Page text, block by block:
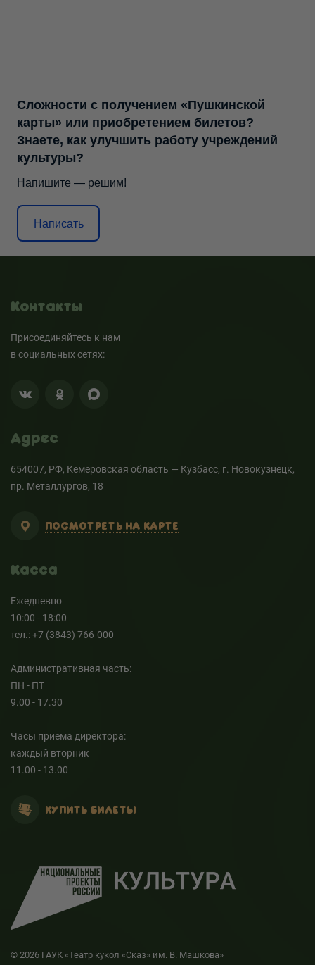
Сложности с получением «Пушкинской
карты» или приобретением билетов?
Знаете, как улучшить работу учреждений
культуры?
Напишите — решим!
Написать
Контакты
Присоединяйтесь к нам
в социальных сетях:
Адрес
654007, РФ, Кемеровская область — Кузбасс, г. Новокузнецк,
пр. Металлургов, 18
ПОСМОТРЕТЬ НА КАРТЕ
Касса
Ежедневно
10:00 - 18:00
тел.: +7 (3843) 766-000
Административная часть:
ПН - ПТ
9.00 - 17.30
Часы приема директора:
каждый вторник
11.00 - 13.00
КУПИТЬ БИЛЕТЫ
© 2026 ГАУК «Театр кукол «Сказ» им. В. Машкова»